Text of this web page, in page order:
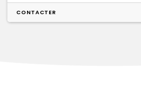
CONTACTER